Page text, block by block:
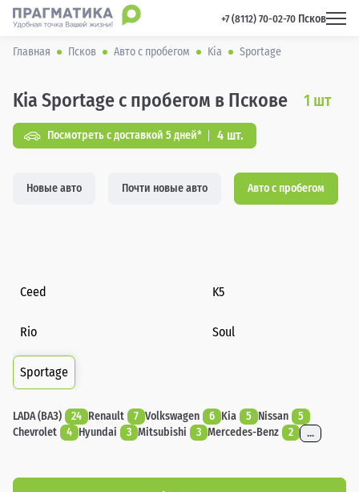
+7 (8112) 70-02-70 Псков
Главная Псков Авто с пробегом Kia Sportage
Kia Sportage с пробегом в Пскове 1 шт
Посмотреть с доставкой 5 дней* 4 шт.
Новые авто Почти новые авто Авто с пробегом
Ceed K5
Rio Soul
Sportage
LADA (ВАЗ) 24 Renault 7 Volkswagen 6 Kia 5 Nissan
5
Chevrolet
4 Hyundai 3 Mitsubishi 3 Mercedes-Benz 2 ...